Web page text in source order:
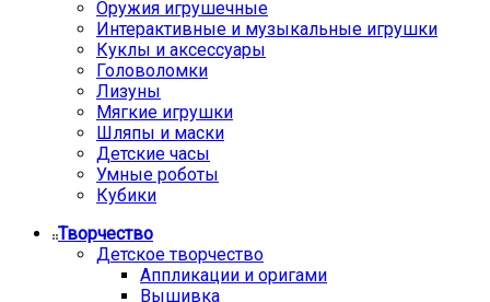
Оружия игрушечные
Интерактивные и музыкальные игрушки
Куклы и аксессуары
Головоломки
Лизуны
Мягкие игрушки
Шляпы и маски
Детские часы
Умные роботы
Кубики
Творчество
Детское творчество
Аппликации и оригами
Вышивка